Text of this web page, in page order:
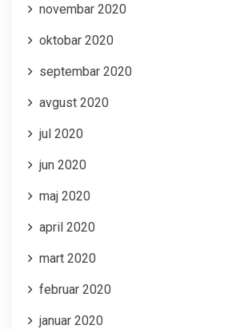
novembar 2020
oktobar 2020
septembar 2020
avgust 2020
jul 2020
jun 2020
maj 2020
april 2020
mart 2020
februar 2020
januar 2020